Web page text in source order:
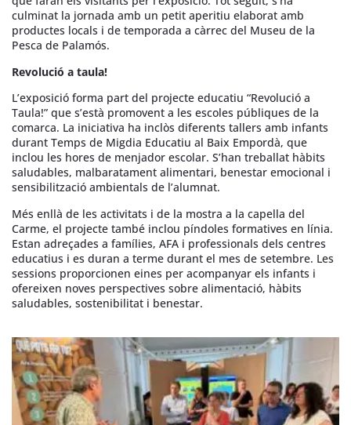
culminat la jornada amb un petit aperitiu elaborat amb
productes locals i de temporada a càrrec del Museu de la
Pesca de Palamós.
Revolució a taula!
L’exposició forma part del projecte educatiu “Revolució a
Taula!” que s’està promovent a les escoles públiques de la
comarca. La iniciativa ha inclòs diferents tallers amb infants
durant Temps de Migdia Educatiu al Baix Empordà, que
inclou les hores de menjador escolar. S’han treballat hàbits
saludables, malbaratament alimentari, benestar emocional i
sensibilització ambientals de l’alumnat.
Més enllà de les activitats i de la mostra a la capella del
Carme, el projecte també inclou píndoles formatives en línia.
Estan adreçades a famílies, AFA i professionals dels centres
educatius i es duran a terme durant el mes de setembre. Les
sessions proporcionen eines per acompanyar els infants i
ofereixen noves perspectives sobre alimentació, hàbits
saludables, sostenibilitat i benestar.